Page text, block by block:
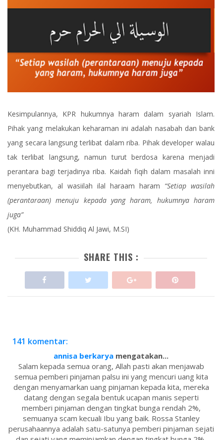
Kesimpulannya, KPR hukumnya haram dalam syariah Islam.
Pihak yang melakukan keharaman ini adalah nasabah dan bank
yang secara langsung terlibat dalam riba. Pihak developer walau
tak terlibat langsung, namun turut berdosa karena menjadi
perantara bagi terjadinya riba. Kaidah fiqih dalam masalah inni
menyebutkan, al wasiilah ilal haraam haram “Setiap wasilah
(perantaraan) menuju kepada yang haram, hukumnya haram
juga”
(KH. Muhammad Shiddiq Al Jawi, M.SI)
SHARE THIS :
141 komentar:
annisa berkarya mengatakan...
Salam kepada semua orang, Allah pasti akan menjawab
semua pemberi pinjaman palsu ini yang mencuri uang kita
dengan menyamarkan uang pinjaman kepada kita, mereka
datang dengan segala bentuk ucapan manis seperti
memberi pinjaman dengan tingkat bunga rendah 2%,
semuanya scam kecuali Ibu yang baik. Rossa Stanley
perusahaannya adalah satu-satunya pemberi pinjaman sejati